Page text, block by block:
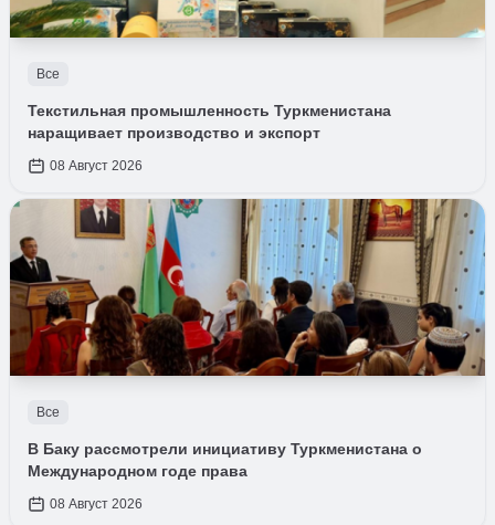
Все
Текстильная промышленность Туркменистана
наращивает производство и экспорт
08 Август 2026
Все
В Баку рассмотрели инициативу Туркменистана о
Международном годе права
08 Август 2026